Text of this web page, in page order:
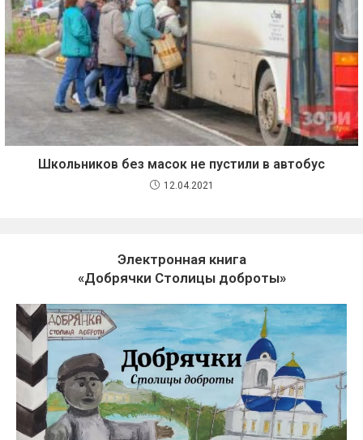
Школьников без масок не пустили в автобус
12.04.2021
Электронная книга
«Добрячки Столицы доброты»